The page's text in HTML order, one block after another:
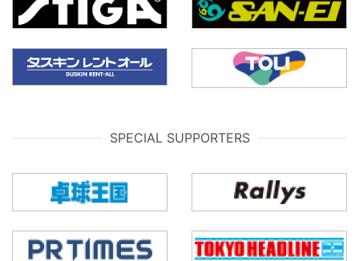
SPECIAL SUPPORTERS